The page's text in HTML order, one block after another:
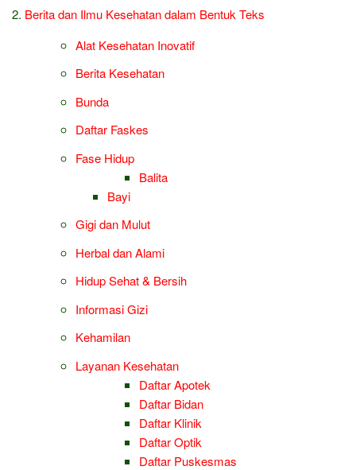
2. Berita dan Ilmu Kesehatan dalam Bentuk Teks
Alat Kesehatan Inovatif
Berita Kesehatan
Bunda
Daftar Faskes
Fase Hidup
Balita
Bayi
Gigi dan Mulut
Herbal dan Alami
Hidup Sehat & Bersih
Informasi Gizi
Kehamilan
Layanan Kesehatan
Daftar Apotek
Daftar Bidan
Daftar Klinik
Daftar Optik
Daftar Puskesmas